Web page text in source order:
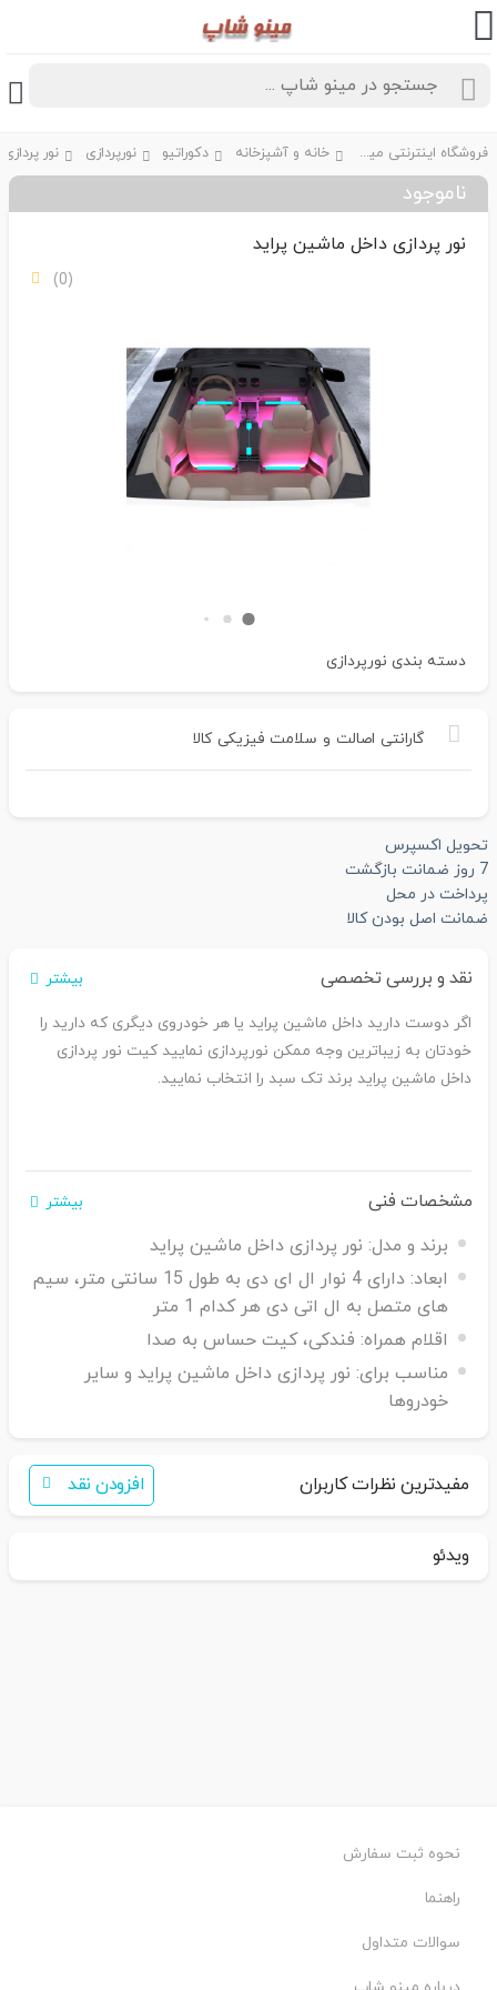
فروشگاه اینترنتی مینو شاپ خانه و آشپزخانه دکوراتیو نورپردازی
ناموجود
نور پردازی داخل ماشین پراید
(0)
دسته بندی نورپردازی
گارانتی اصالت و سلامت فیزیکی کالا
تحویل اکسپرس
7 روز ضمانت بازگشت
پرداخت در محل
ضمانت اصل بودن کالا
نقد و بررسی تخصصی بیشتر
اگر دوست دارید داخل ماشین پراید یا هر خودروی دیگری که دارید را
خودتان به زیباترین وجه ممکن نورپردازی نمایید کیت نور پردازی
داخل ماشین پراید برند تک سبد را انتخاب نمایید.
مشخصات فنی بیشتر
برند و مدل: نور پردازی داخل ماشین پراید
ابعاد:
دارای 4 نوار ال ای دی به طول 15 سانتی متر، سیم
های متصل به ال اتی دی هر کدام 1 متر
اقلام همراه: فندکی، کیت حساس به صدا
مناسب برای: نور پردازی داخل ماشین پراید و سایر
خودروها
مفیدترین نظرات کاربران افزودن نقد
ویدئو
نحوه ثبت سفارش
راهنما
سوالات متداول